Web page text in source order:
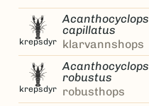
krepsdyr
Acanthocyclops
capillatus
klarvannshops
krepsdyr
Acanthocyclops
robustus
robusthops